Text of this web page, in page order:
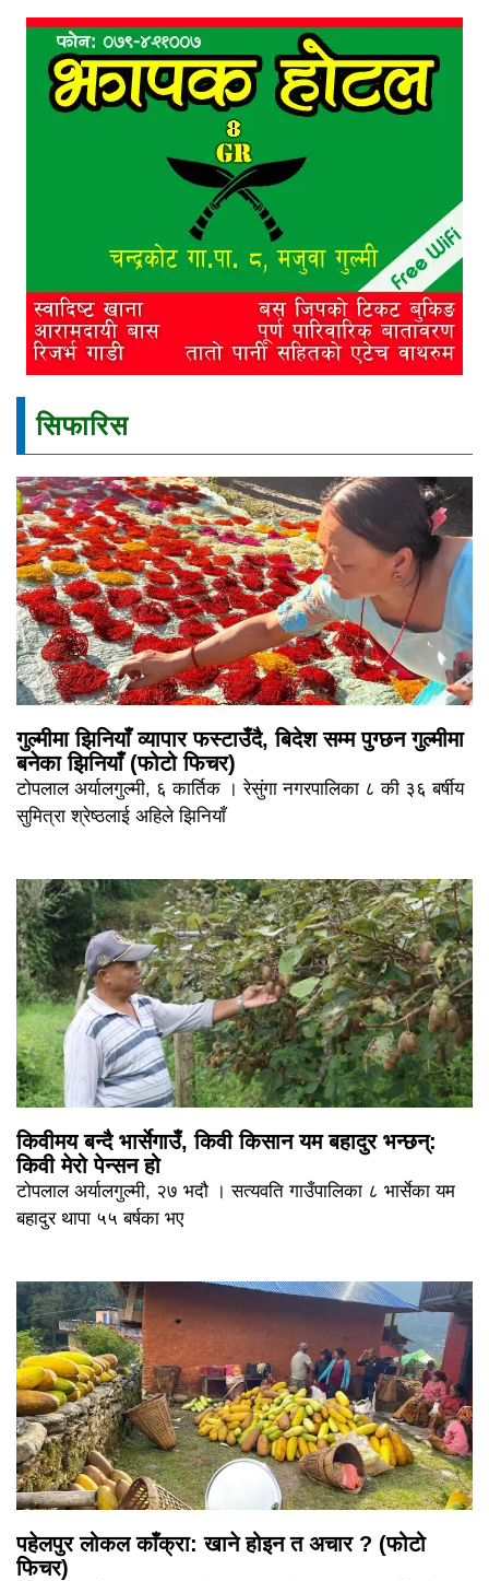
सिफारिस
गुल्मीमा झिनियाँ व्यापार फस्टाउँदै, बिदेश सम्म पुग्छन गुल्मीमा
बनेका झिनियाँ (फोटो फिचर)
टोपलाल अर्यालगुल्मी, ६ कार्तिक । रेसुंगा नगरपालिका ८ की ३६ बर्षीय
सुमित्रा श्रेष्ठलाई अहिले झिनियाँ
किवीमय बन्दै भार्सेगाउँ, किवी किसान यम बहादुर भन्छन्:
किवी मेरो पेन्सन हो
टोपलाल अर्यालगुल्मी, २७ भदौ । सत्यवति गाउँपालिका ८ भार्सेका यम
बहादुर थापा ५५ बर्षका भए
पहेलपुर लोकल काँक्रा: खाने होइन त अचार ? (फोटो
फिचर)